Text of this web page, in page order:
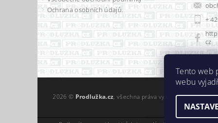
Ochrana osobních údajů.
+
cz
2026 © Prodlužka.cz, všechna práva vyhrazena
Tento web
webu